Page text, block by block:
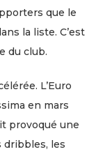
que le
la liste. C’est
du club.
L’Euro
en mars
provoqué une
dribbles, les